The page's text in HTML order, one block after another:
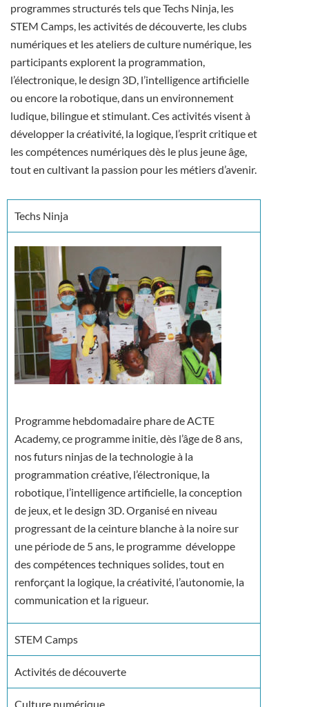
programmes structurés tels que Techs Ninja, les
STEM Camps, les activités de découverte, les clubs
numériques et les ateliers de culture numérique, les
participants explorent la programmation,
l’électronique, le design 3D, l’intelligence artificielle
ou encore la robotique, dans un environnement
ludique, bilingue et stimulant. Ces activités visent à
développer la créativité, la logique, l’esprit critique et
les compétences numériques dès le plus jeune âge,
tout en cultivant la passion pour les métiers d’avenir.
Techs Ninja
Programme hebdomadaire phare de ACTE
Academy, ce programme initie, dès l’âge de 8 ans,
nos futurs ninjas de la technologie à la
programmation créative, l’électronique, la
robotique, l’intelligence artificielle, la conception
de jeux, et le design 3D. Organisé en niveau
progressant de la ceinture blanche à la noire sur
une période de 5 ans, le programme développe
des compétences techniques solides, tout en
renforçant la logique, la créativité, l’autonomie, la
communication et la rigueur.
STEM Camps
Activités de découverte
Culture numérique